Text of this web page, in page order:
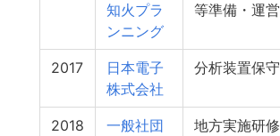
知火プラ
ンニング
等準備・運営
2017
日本電子
株式会社
分析装置保守
2018
一般社団
地方実施研修